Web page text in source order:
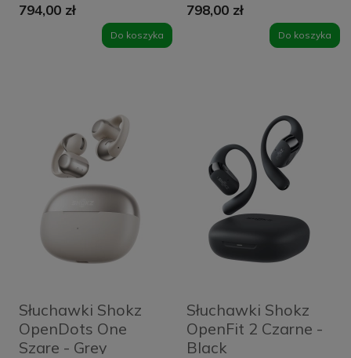
794,00 zł
Do koszyka
798,00 zł
Do koszyka
Słuchawki Shokz
OpenDots One
Szare - Grey
Słuchawki Shokz
OpenFit 2 Czarne -
Black